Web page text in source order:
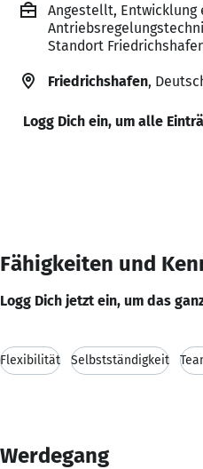
Angestellt, Entwicklung
Standort
Friedrichshafen,
Logg Dich ein, um alle
Fähigkeiten und
Logg Dich jetzt ein, um das
Flexibilität Selbstständigkeit
Werdegang